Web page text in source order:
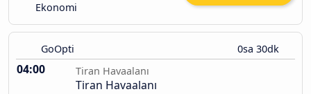
Ekonomi
GoOpti 0sa 30dk
04:00 Tiran Havaalanı
Tiran Havaalanı